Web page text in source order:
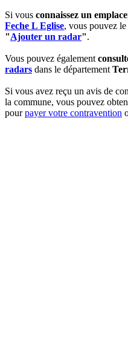
Si vous connaissez un
Feche L Eglise, vous pouvez
"Ajouter un radar".
Vous pouvez également
radars dans le département
Si vous avez reçu un avis de
la commune, vous pouvez
pourpayer votre contravention